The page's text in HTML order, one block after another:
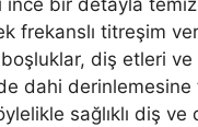
ince bir detayla
frekanslı titreşim
diş etleri ve
dahi derinlemesine
sağlıklı diş